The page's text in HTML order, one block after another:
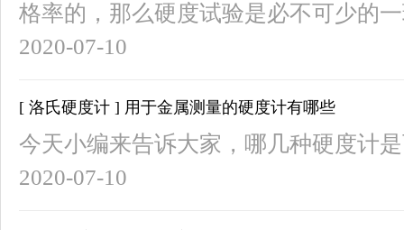
格率的，那么硬度试验是必不可少的
2020-07-10
[ 洛氏硬度计 ] 用于金属测量的硬度计有哪些
今天小编来告诉大家，哪几种硬度计
2020-07-10